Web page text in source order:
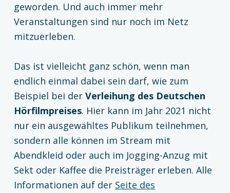
geworden. Und auch immer mehr
Veranstaltungen sind nur noch im Netz
mitzuerleben.
Das ist vielleicht ganz schön, wenn man
endlich einmal dabei sein darf, wie zum
Beispiel bei der Verleihung des Deutschen
Hörfilmpreises. Hier kann im Jahr 2021 nicht
nur ein ausgewähltes Publikum teilnehmen,
sondern alle können im Stream mit
Abendkleid oder auch im Jogging-Anzug mit
Sekt oder Kaffee die Preisträger erleben. Alle
Informationen auf der Seite des